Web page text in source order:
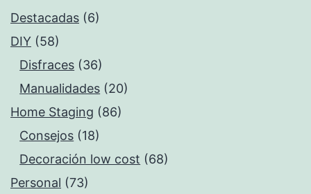
Destacadas (6)
DIY (58)
Disfraces (36)
Manualidades (20)
Home Staging (86)
Consejos (18)
Decoración low cost (68)
Personal (73)